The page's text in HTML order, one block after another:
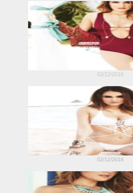
02/12/2016
02/12/2016